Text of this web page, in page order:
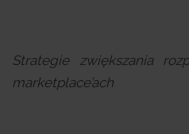
Strategie zwiększania
marketplace’ach